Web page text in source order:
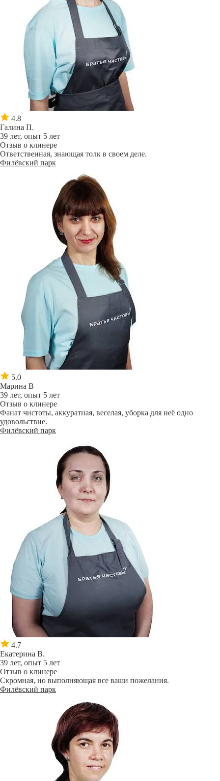
4.8
Галина П.
39 лет, опыт 5 лет
Отзыв о клинере
Ответственная, знающая толк в своем деле.
Филёвский парк
5.0
Марина В
39 лет, опыт 5 лет
Отзыв о клинере
Фанат чистоты, аккуратная, веселая, уборка для неё одно
удовольствие.
Филёвский парк
4.7
Екатерина В.
39 лет, опыт 5 лет
Отзыв о клинере
Скромная, но выполняющая все ваши пожелания.
Филёвский парк